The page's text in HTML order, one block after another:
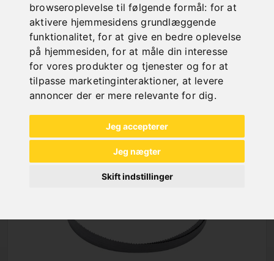
browseroplevelse til følgende formål: for at
aktivere hjemmesidens grundlæggende
funktionalitet,for at give en bedre oplevelse
på hjemmesiden,for at måle din interesse
for vores produkter og tjenester og for at
tilpasse marketinginteraktioner, at levere
annoncer der er mere relevante for dig.
Jeg accepterer
Jeg nægter
Skift indstillinger
NEW PRODUCTS